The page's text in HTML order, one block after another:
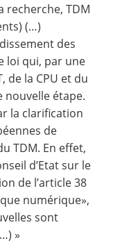
recherche, TDM
(…)
des
loi qui, par une
de la CPU et du
nouvelle étape.
la clarification
de
TDM. En effet,
d’Etat sur le
de l’article 38
numérique»,
sont
»